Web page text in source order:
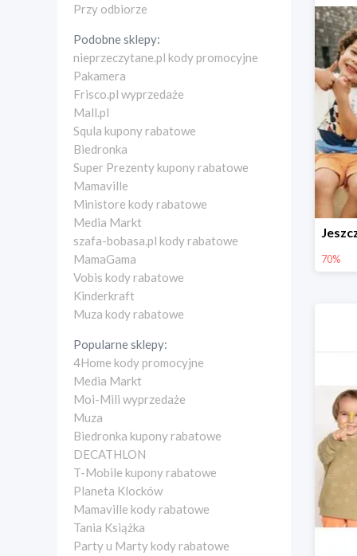
Przy odbiorze
Podobne sklepy:
nieprzeczytane.pl kody promocyjne
Pakamera
Frisco.pl wyprzedaże
Mall.pl
Squla kupony rabatowe
Biedronka
Super Prezenty kupony rabatowe
Mamaville
Ministore kody rabatowe
Media Markt
szafa-bobasa.pl kody rabatowe
MamaGama
Vobis kody rabatowe
Kinderkraft
Muza kody rabatowe
Popularne sklepy:
4Home kody promocyjne
Media Markt
Moi-Mili wyprzedaże
Muza
Biedronka kupony rabatowe
DECATHLON
T-Mobile kupony rabatowe
Planeta Klocków
Mamaville kody rabatowe
Tania Książka
Party u Marty kody rabatowe
70%